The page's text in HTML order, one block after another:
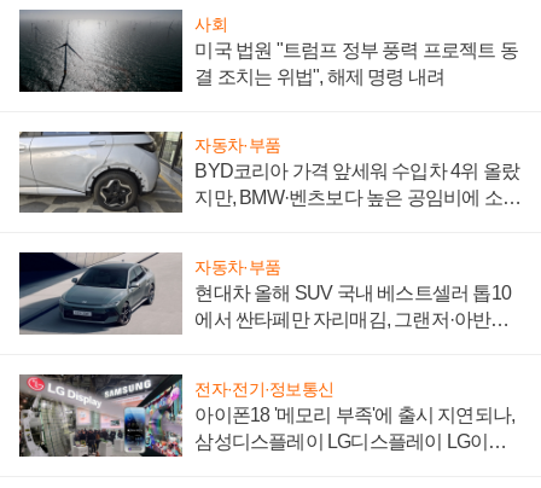
사회
미국 법원 "트럼프 정부 풍력 프로젝트 동
결 조치는 위법", 해제 명령 내려
자동차·부품
BYD코리아 가격 앞세워 수입차 4위 올랐
지만, BMW·벤츠보다 높은 공임비에 소비
자동차·부품
현대차 올해 SUV 국내 베스트셀러 톱10
에서 싼타페만 자리매김, 그랜저·아반떼
전자·전기·정보통신
아이폰18 '메모리 부족'에 출시 지연되나,
삼성디스플레이 LG디스플레이 LG이노